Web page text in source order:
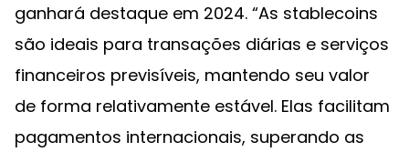
ganhará destaque em 2024. “As stablecoins
são ideais para transações diárias e serviços
financeiros previsíveis, mantendo seu valor
de forma relativamente estável. Elas facilitam
pagamentos internacionais, superando as